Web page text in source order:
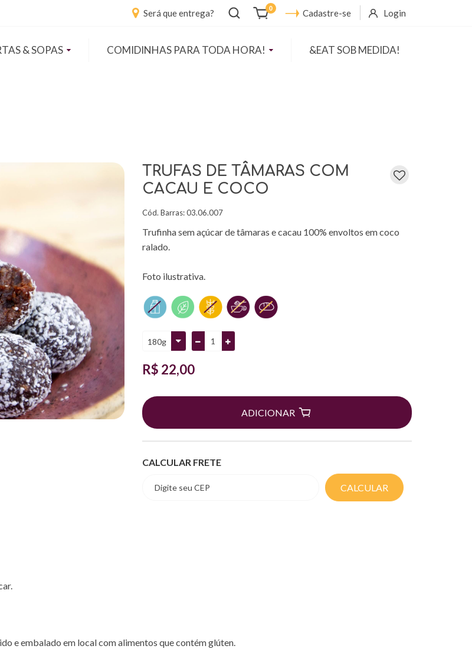
Será que entrega?
Abrir
busca
0 Cadastre-se Login
& SOPAS COMIDINHAS PARA TODA HORA! &EAT SOB MEDIDA!
TRUFAS DE TÂMARAS COM
CACAU E COCO
Cód. Barras:03.06.007
Trufinha sem açúcar de tâmaras e cacau 100% envoltos em coco
ralado.
Foto ilustrativa.
R$ 22,00
ADICIONAR
CALCULAR FRETE
CALCULAR
e embalado em local com alimentos que contém glúten.